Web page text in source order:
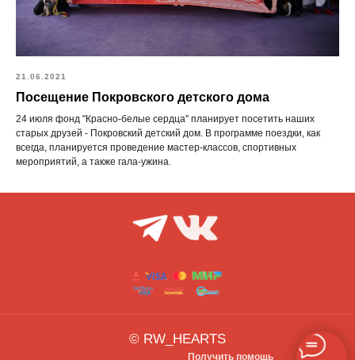
21.06.2021
Посещение Покровского детского дома
24 июля фонд "Красно-белые сердца" планирует посетить наших
старых друзей - Покровский детский дом. В программе поездки, как
всегда, планируется проведение мастер-классов, спортивных
мероприятий, а также гала-ужина.
Получить помощь